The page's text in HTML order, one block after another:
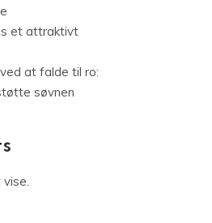
et attraktivt
at falde til ro:
søvnen